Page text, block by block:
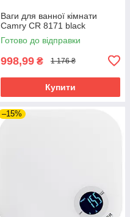
Ваги для ванної кімнати
Camry CR 8171 black
Готово до відправки
998,99 ₴ 1 176 ₴
Купити
–15%